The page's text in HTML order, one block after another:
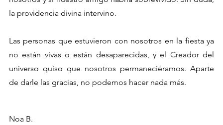
la providencia divina intervino.
Las personas que estuvieron con nosotros en la fiesta ya
no están vivas o están desaparecidas, y el Creador del
universo quiso que nosotros permaneciéramos. Aparte
de darle las gracias, no podemos hacer nada más.
Noa B.